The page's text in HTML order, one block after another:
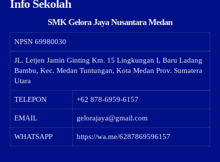
Info Sekolah
SMK Gelora Jaya Nusantara Medan
NPSN 69980030
JL. Letjen Jamin Ginting Km. 15 Lingkungan I, Baru Ladang
Bambu, Kec. Medan Tuntungan, Kota Medan Prov. Sumatera
Utara
TELEPON +62 878-6959-6157
EMAIL gelorajaya@gmail.com
WHATSAPP https://wa.me/6287869596157